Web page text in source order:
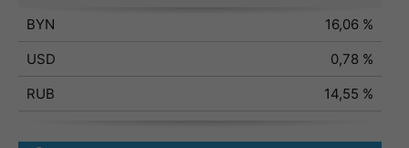
BYN
16,06 %
USD
0,78 %
RUB
14,55 %